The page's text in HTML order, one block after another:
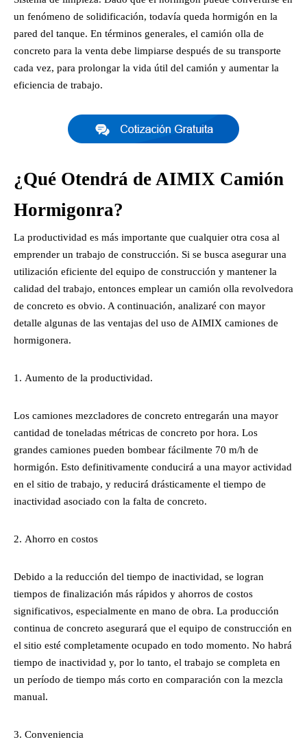
un fenómeno de solidificación, todavía queda hormigón en la
pared del tanque. En términos generales, el camión olla de
concreto para la venta debe limpiarse después de su transporte
cada vez, para prolongar la vida útil del camión y aumentar la
eficiencia de trabajo.
¿Qué Otendrá de AIMIX Camión
Hormigonra?
La productividad es más importante que cualquier otra cosa al
emprender un trabajo de construcción. Si se busca asegurar una
utilización eficiente del equipo de construcción y mantener la
calidad del trabajo, entonces emplear un camión olla revolvedora
de concreto es obvio. A continuación, analizaré con mayor
detalle algunas de las ventajas del uso de AIMIX camiones de
hormigonera.
Aumento de la productividad.
Los camiones mezcladores de concreto entregarán una mayor
cantidad de toneladas métricas de concreto por hora. Los
grandes camiones pueden bombear fácilmente 70 m/h de
hormigón. Esto definitivamente conducirá a una mayor actividad
en el sitio de trabajo, y reducirá drásticamente el tiempo de
inactividad asociado con la falta de concreto.
Ahorro en costos
Debido a la reducción del tiempo de inactividad, se logran
tiempos de finalización más rápidos y ahorros de costos
significativos, especialmente en mano de obra. La producción
continua de concreto asegurará que el equipo de construcción en
el sitio esté completamente ocupado en todo momento. No habrá
tiempo de inactividad y, por lo tanto, el trabajo se completa en
un período de tiempo más corto en comparación con la mezcla
manual.
Conveniencia